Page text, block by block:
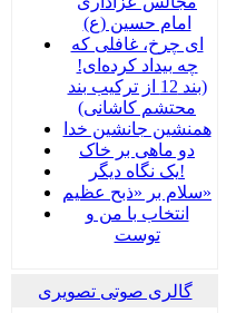
امام حسین (ع)
ای چرخ، غافلی که
چه بیداد کرده‌ای!
(بند 12 از ترکیب بند
محتشم کاشانی)
همنشین جانشین خدا
دو ماهی بر خاک
یک نگاه دیگر!
سلام بر «ذبح عظیم»
انتخاب با من و
توست
گالری صوتی تصویری